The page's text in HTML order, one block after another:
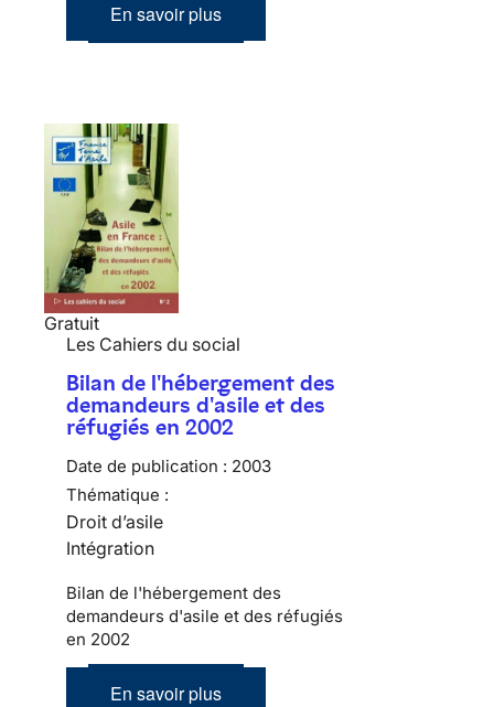
En savoir plus
Gratuit
Les Cahiers du social
Bilan de l'hébergement des
demandeurs d'asile et des
réfugiés en 2002
Date de publication : 2003
Thématique :
Droit d’asile
Intégration
Bilan de l'hébergement des
demandeurs d'asile et des réfugiés
en 2002
En savoir plus